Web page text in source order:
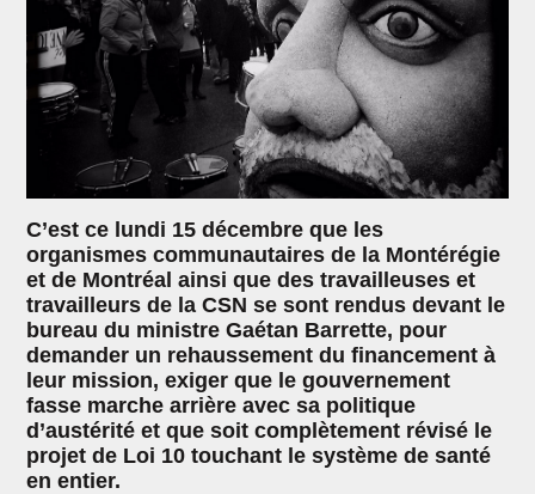
C’est ce lundi 15 décembre que les
organismes communautaires de la Montérégie
et de Montréal ainsi que des travailleuses et
travailleurs de la CSN se sont rendus devant le
bureau du ministre Gaétan Barrette, pour
demander un rehaussement du financement à
leur mission, exiger que le gouvernement
fasse marche arrière avec sa politique
d’austérité et que soit complètement révisé le
projet de Loi 10 touchant le système de santé
en entier.